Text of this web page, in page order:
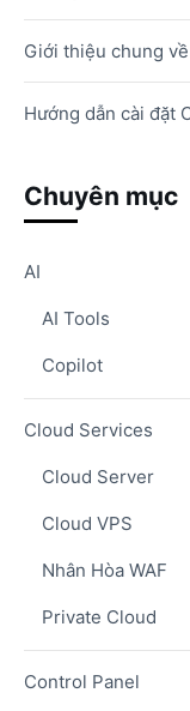
Giới thiệu chung về
Hướng dẫn cài đặt
Chuyên mục
AI
AI Tools
Copilot
Cloud Services
Cloud Server
Cloud VPS
Nhân Hòa WAF
Private Cloud
Control Panel